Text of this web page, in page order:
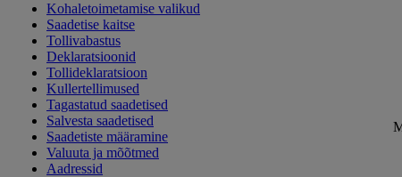
Kohaletoimetamise valikud
Saadetise kaitse
Tollivabastus
Deklaratsioonid
Tollideklaratsioon
Kullertellimused
Tagastatud saadetised
Salvesta saadetised
Saadetiste määramine
Valuuta ja mõõtmed
Aadressid